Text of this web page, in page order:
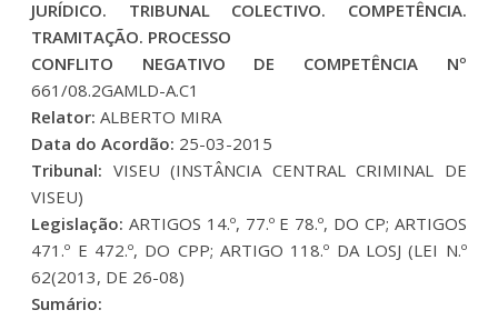
JURÍDICO. TRIBUNAL COLECTIVO. COMPETÊNCIA.
TRAMITAÇÃO. PROCESSO
CONFLITO NEGATIVO DE COMPETÊNCIA Nº
661/08.2GAMLD-A.C1
Relator:ALBERTO MIRA
Data do Acordão: 25-03-2015
Tribunal: VISEU (INSTÂNCIA CENTRAL CRIMINAL DE
VISEU)
Legislação:ARTIGOS 14.º, 77.º E 78.º, DO CP; ARTIGOS
471.º E 472.º, DO CPP; ARTIGO 118.º DA LOSJ (LEI N.º
62(2013, DE 26-08)
Sumário: